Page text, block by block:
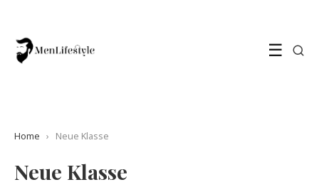
☰
Home › Neue Klasse
Neue Klasse